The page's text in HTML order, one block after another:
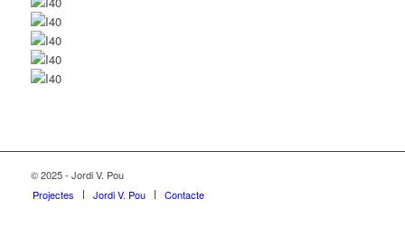
© 2025 - Jordi V. Pou
Projectes
Jordi V. Pou Contacte